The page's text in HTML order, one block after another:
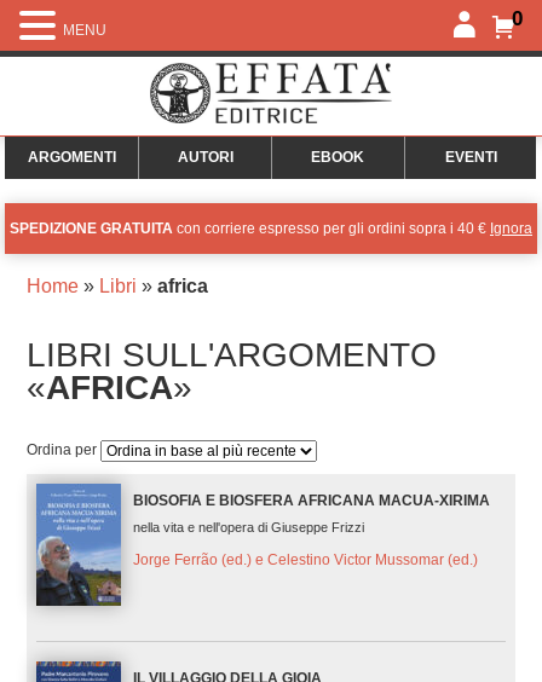
0
ARGOMENTI AUTORI EBOOK EVENTI
SPEDIZIONE GRATUITA con corriere espresso per gli ordini sopra i 40 € Ignora
Home» Libri » africa
LIBRI SULL'ARGOMENTO
«AFRICA»
Ordina per
BIOSOFIA E BIOSFERA AFRICANA MACUA-XIRIMA
nella vita e nell'opera di Giuseppe Frizzi
Jorge Ferrão (ed.) e Celestino Victor Mussomar (ed.)
MENU